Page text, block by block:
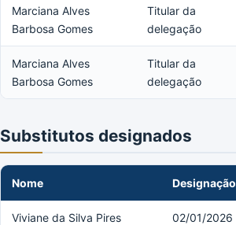
Marciana Alves
Barbosa Gomes
Titular da
delegação
Marciana Alves
Barbosa Gomes
Titular da
delegação
Substitutos designados
Nome Designação
Viviane da Silva Pires 02/01/2026